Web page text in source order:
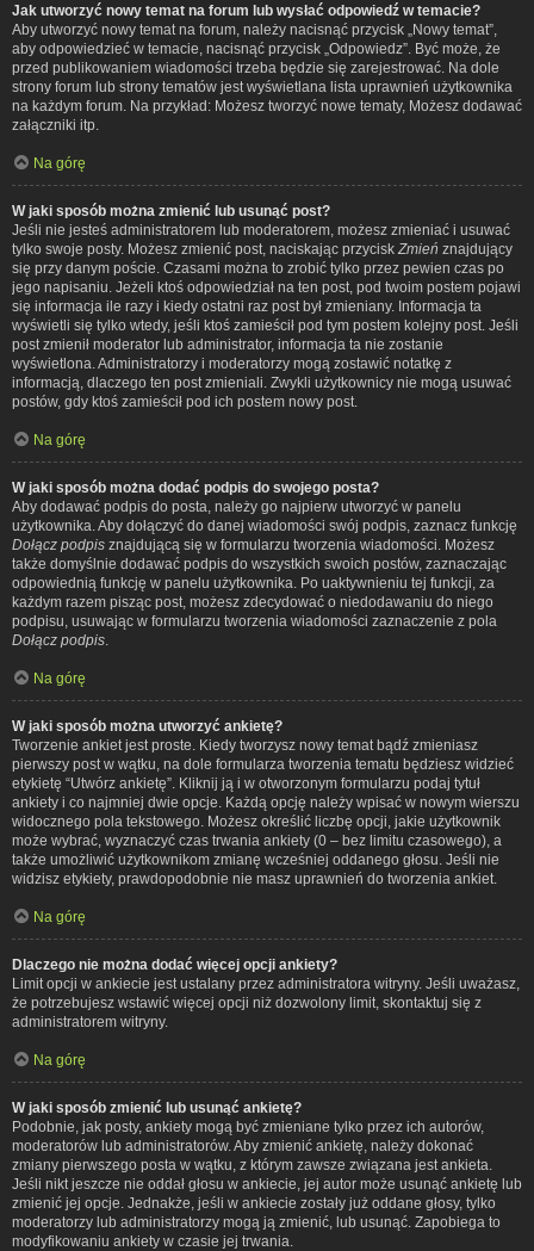
Jak utworzyć nowy temat na forum lub wysłać odpowiedź w temacie?
Aby utworzyć nowy temat na forum, należy nacisnąć przycisk „Nowy temat”,
aby odpowiedzieć w temacie, nacisnąć przycisk „Odpowiedz”. Być może, że
przed publikowaniem wiadomości trzeba będzie się zarejestrować. Na dole
strony forum lub strony tematów jest wyświetlana lista uprawnień użytkownika
na każdym forum. Na przykład: Możesz tworzyć nowe tematy, Możesz dodawać
załączniki itp.
Na górę
W jaki sposób można zmienić lub usunąć post?
Jeśli nie jesteś administratorem lub moderatorem, możesz zmieniać i usuwać
tylko swoje posty. Możesz zmienić post, naciskając przycisk Zmień znajdujący
się przy danym poście. Czasami można to zrobić tylko przez pewien czas po
jego napisaniu. Jeżeli ktoś odpowiedział na ten post, pod twoim postem pojawi
się informacja ile razy i kiedy ostatni raz post był zmieniany. Informacja ta
wyświetli się tylko wtedy, jeśli ktoś zamieścił pod tym postem kolejny post. Jeśli
post zmienił moderator lub administrator, informacja ta nie zostanie
wyświetlona. Administratorzy i moderatorzy mogą zostawić notatkę z
informacją, dlaczego ten post zmieniali. Zwykli użytkownicy nie mogą usuwać
postów, gdy ktoś zamieścił pod ich postem nowy post.
Na górę
W jaki sposób można dodać podpis do swojego posta?
Aby dodawać podpis do posta, należy go najpierw utworzyć w panelu
użytkownika. Aby dołączyć do danej wiadomości swój podpis, zaznacz funkcję
Dołącz podpis znajdującą się w formularzu tworzenia wiadomości. Możesz
także domyślnie dodawać podpis do wszystkich swoich postów, zaznaczając
odpowiednią funkcję w panelu użytkownika. Po uaktywnieniu tej funkcji, za
każdym razem pisząc post, możesz zdecydować o niedodawaniu do niego
podpisu, usuwając w formularzu tworzenia wiadomości zaznaczenie z pola
Dołącz podpis
Na górę
W jaki sposób można utworzyć ankietę?
Tworzenie ankiet jest proste. Kiedy tworzysz nowy temat bądź zmieniasz
pierwszy post w wątku, na dole formularza tworzenia tematu będziesz widzieć
etykietę “Utwórz ankietę”. Kliknij ją i w otworzonym formularzu podaj tytuł
ankiety i co najmniej dwie opcje. Każdą opcję należy wpisać w nowym wierszu
widocznego pola tekstowego. Możesz określić liczbę opcji, jakie użytkownik
może wybrać, wyznaczyć czas trwania ankiety (0 – bez limitu czasowego), a
także umożliwić użytkownikom zmianę wcześniej oddanego głosu. Jeśli nie
widzisz etykiety, prawdopodobnie nie masz uprawnień do tworzenia ankiet.
Na górę
Dlaczego nie można dodać więcej opcji ankiety?
Limit opcji w ankiecie jest ustalany przez administratora witryny. Jeśli uważasz,
że potrzebujesz wstawić więcej opcji niż dozwolony limit, skontaktuj się z
administratorem witryny.
Na górę
W jaki sposób zmienić lub usunąć ankietę?
Podobnie, jak posty, ankiety mogą być zmieniane tylko przez ich autorów,
moderatorów lub administratorów. Aby zmienić ankietę, należy dokonać
zmiany pierwszego posta w wątku, z którym zawsze związana jest ankieta.
Jeśli nikt jeszcze nie oddał głosu w ankiecie, jej autor może usunąć ankietę lub
zmienić jej opcje. Jednakże, jeśli w ankiecie zostały już oddane głosy, tylko
moderatorzy lub administratorzy mogą ją zmienić, lub usunąć. Zapobiega to
modyfikowaniu ankiety w czasie jej trwania.